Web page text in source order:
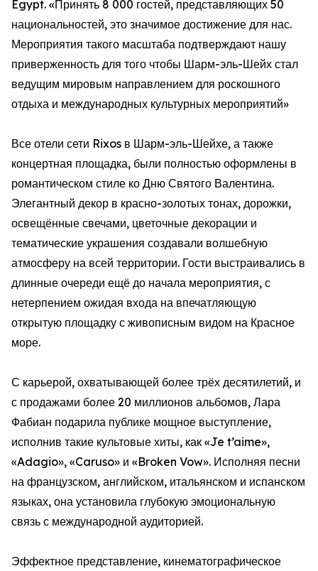
Egypt. «Принять 8 000 гостей, представляющих 50
национальностей, это значимое достижение для нас.
Мероприятия такого масштаба подтверждают нашу
приверженность для того чтобы Шарм-эль-Шейх стал
ведущим мировым направлением для роскошного
отдыха и международных культурных мероприятий»
Все отели сети Rixos в Шарм-эль-Шейхе, а также
концертная площадка, были полностью оформлены в
романтическом стиле ко Дню Святого Валентина.
Элегантный декор в красно-золотых тонах, дорожки,
освещённые свечами, цветочные декорации и
тематические украшения создавали волшебную
атмосферу на всей территории. Гости выстраивались в
длинные очереди ещё до начала мероприятия, с
нетерпением ожидая входа на впечатляющую
открытую площадку с живописным видом на Красное
море.
С карьерой, охватывающей более трёх десятилетий, и
с продажами более 20 миллионов альбомов, Лара
Фабиан подарила публике мощное выступление,
исполнив такие культовые хиты, как «Je t’aime»,
«Adagio», «Caruso» и «Broken Vow». Исполняя песни
на французском, английском, итальянском и испанском
языках, она установила глубокую эмоциональную
связь с международной аудиторией.
Эффектное представление, кинематографическое